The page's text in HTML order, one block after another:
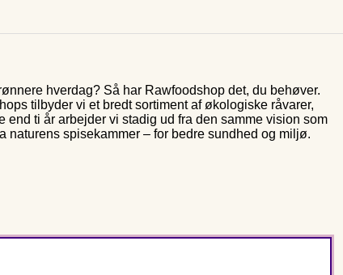
hverdag? Så har Rawfoodshop det, du behøver.
tilbyder vi et bredt sortiment af økologiske råvarer,
end ti år arbejder vi stadig ud fra den samme vision som
naturens spisekammer – for bedre sundhed og miljø.